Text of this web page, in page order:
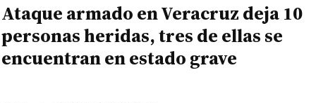
Ataque armado en Veracruz deja 10
personas heridas, tres de ellas se
encuentran en estado grave